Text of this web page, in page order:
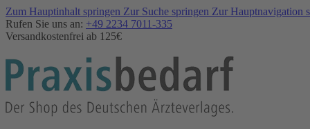
Zum Hauptinhalt springen Zur Suche springen Zur Hauptnavigation
Rufen Sie uns an: +49 2234 7011-335
Versandkostenfrei ab 125€